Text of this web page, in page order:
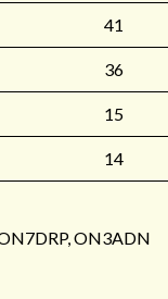
41
36
15
14
ON3ADN